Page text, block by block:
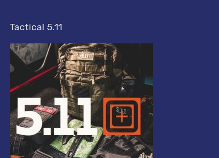
c
h
v
Tactical 5.11